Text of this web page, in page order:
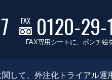
FAX 0120-29-
FAX専用シートに、ポンチ絵
して、外注化トライアル運